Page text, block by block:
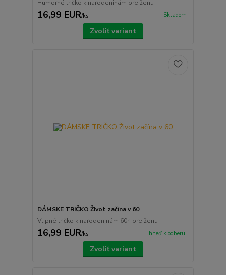
Humorné tričko k narodeninám pre ženu
16,99 EUR/ks Skladom
Zvoliť variant
DÁMSKE TRIČKO Život začína v 60
Vtipné tričko k narodeninám 60r. pre ženu
16,99 EUR/ks ihneď k odberu!
Zvoliť variant